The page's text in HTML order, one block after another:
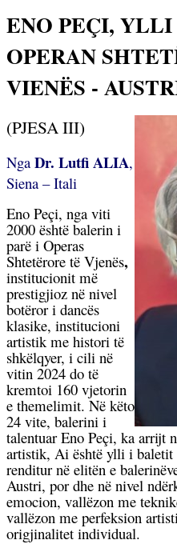
ENO PEÇI,
OPERAN
VIENËS -
(PJESA III)
Nga Dr. Lutfi ALIA,
Siena – Itali
Eno Peçi, nga viti
2000 është balerin i
parë i Operas
Shtetërore të Vjenës,
institucionit më
prestigjioz në nivel
botëror i dancës
klasike, institucioni
artistik me histori të
shkëlqyer, i cili në
vitin 2024 do të
kremtoi 160 vjetorin
e themelimit. Në këto
24 vite, balerini i
talentuar Eno Peçi, ka arrijt
artistik, Ai është ylli i baletit
renditur në elitën e
Austri, por dhe në nivel
emocion, vallëzon me
vallëzon me perfeksion
origjinalitet individual.